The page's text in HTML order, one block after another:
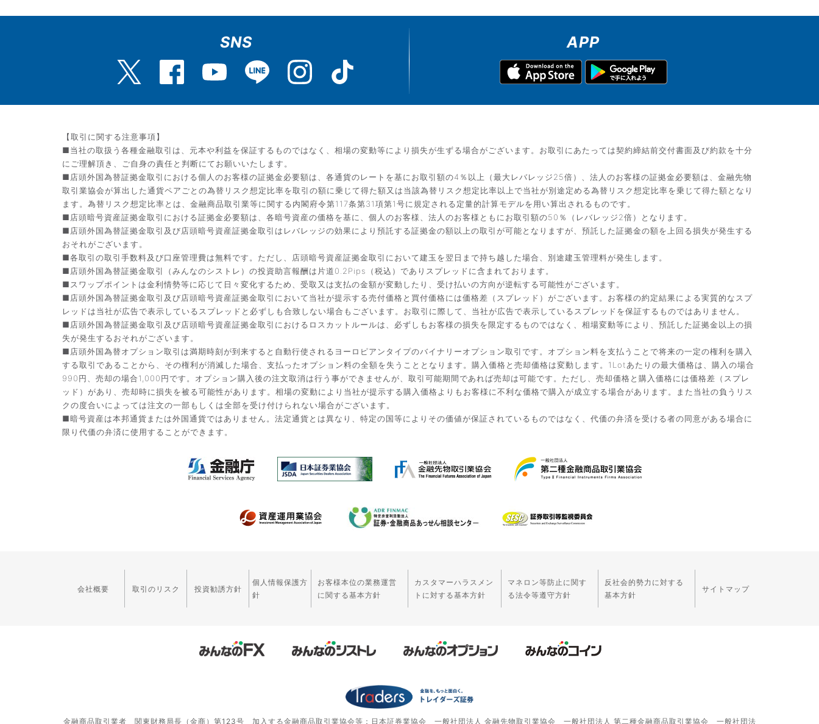
SNS APP
【取引に関する注意事項】
■当社の取扱う各種金融取引は、元本や利益を保証するものではなく、相場の変動等により損失が生ずる場合がございます。お取引にあたっては契約締結前交付書面及び約款を十分
にご理解頂き、ご自身の責任と判断にてお願いいたします。
■店頭外国為替証拠金取引における個人のお客様の証拠金必要額は、各通貨のレートを基にお取引額の4％以上（最大レバレッジ25倍）、法人のお客様の証拠金必要額は、金融先物
取引業協会が算出した通貨ペアごとの為替リスク想定比率を取引の額に乗じて得た額又は当該為替リスク想定比率以上で当社が別途定める為替リスク想定比率を乗じて得た額となり
ます。為替リスク想定比率とは、金融商品取引業等に関する内閣府令第117条第31項第1号に規定される定量的計算モデルを用い算出されるものです。
■店頭暗号資産証拠金取引における証拠金必要額は、各暗号資産の価格を基に、個人のお客様、法人のお客様ともにお取引額の50％（レバレッジ2倍）となります。
■店頭外国為替証拠金取引及び店頭暗号資産証拠金取引はレバレッジの効果により預託する証拠金の額以上の取引が可能となりますが、預託した証拠金の額を上回る損失が発生する
おそれがございます。
■各取引の取引手数料及び口座管理費は無料です。ただし、店頭暗号資産証拠金取引において建玉を翌日まで持ち越した場合、別途建玉管理料が発生します。
■店頭外国為替証拠金取引（みんなのシストレ）の投資助言報酬は片道0.2Pips（税込）でありスプレッドに含まれております。
■スワップポイントは金利情勢等に応じて日々変化するため、受取又は支払の金額が変動したり、受け払いの方向が逆転する可能性がございます。
■店頭外国為替証拠金取引及び店頭暗号資産証拠金取引において当社が提示する売付価格と買付価格には価格差（スプレッド）がございます。お客様の約定結果による実質的なスプ
レッドは当社が広告で表示しているスプレッドと必ずしも合致しない場合もございます。お取引に際して、当社が広告で表示しているスプレッドを保証するものではありません。
■店頭外国為替証拠金取引及び店頭暗号資産証拠金取引におけるロスカットルールは、必ずしもお客様の損失を限定するものではなく、相場変動等により、預託した証拠金以上の損
失が発生するおそれがございます。
■店頭外国為替オプション取引は満期時刻が到来すると自動行使されるヨーロピアンタイプのバイナリーオプション取引です。オプション料を支払うことで将来の一定の権利を購入
する取引であることから、その権利が消滅した場合、支払ったオプション料の全額を失うこととなります。購入価格と売却価格は変動します。1Lotあたりの最大価格は、購入の場合
990円、売却の場合1,000円です。オプション購入後の注文取消は行う事ができませんが、取引可能期間であれば売却は可能です。ただし、売却価格と購入価格には価格差（スプレ
ッド）があり、売却時に損失を被る可能性があります。相場の変動により当社が提示する購入価格よりもお客様に不利な価格で購入が成立する場合があります。また当社の負うリス
クの度合いによっては注文の一部もしくは全部を受け付けられない場合がございます。
■暗号資産は本邦通貨または外国通貨ではありません。法定通貨とは異なり、特定の国等によりその価値が保証されているものではなく、代価の弁済を受ける者の同意がある場合に
限り代価の弁済に使用することができます。
会社概要 取引のリスク 投資勧誘方針
個人情報保護方
針
お客様本位の業務運営
に関する基本方針
カスタマーハラスメン
トに対する基本方針
マネロン等防止に関す
る法令等遵守方針
反社会的勢力に対する
基本方針
サイトマップ
金融商品取引業者 関東財務局長（金商）第123号 加入する金融商品取引業協会等：日本証券業協会 一般社団法人 金融先物取引業協会 一般社団法人 第二種金融商品取引業協会 一般社団法